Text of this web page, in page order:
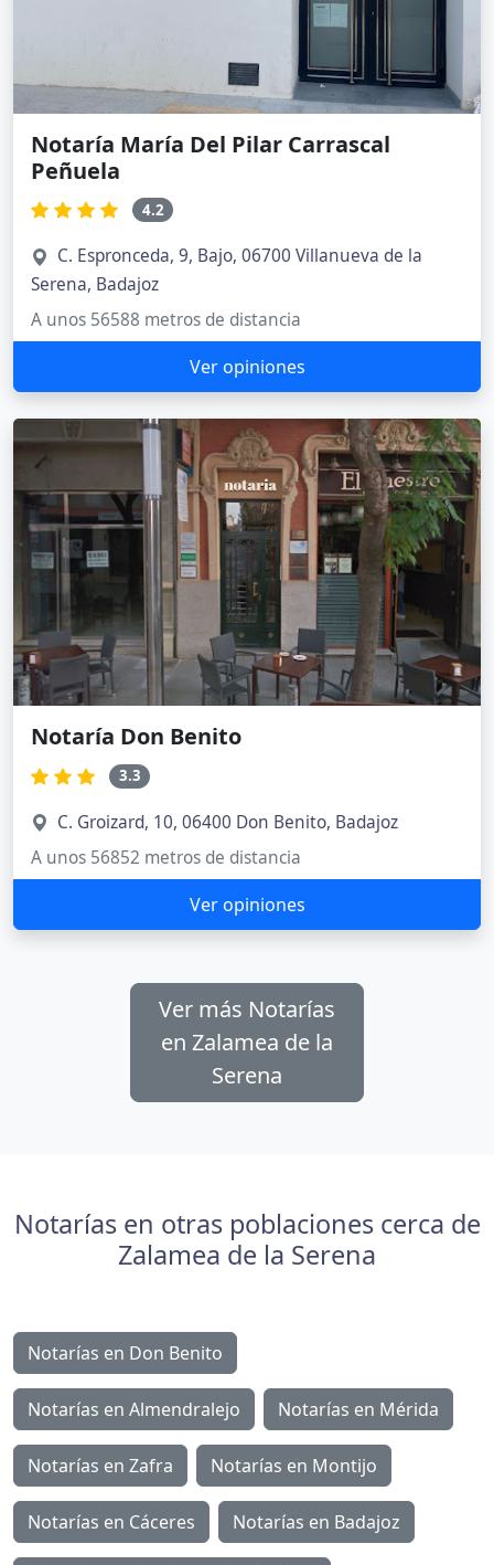
Notaría María Del Pilar Carrascal
Peñuela
4.2
C. Espronceda, 9, Bajo, 06700 Villanueva de la
Serena, Badajoz
A unos 56588 metros de distancia
Ver opiniones
Notaría Don Benito
3.3
C. Groizard, 10, 06400 Don Benito, Badajoz
A unos 56852 metros de distancia
Ver opiniones
Ver más Notarías
en Zalamea de la
Serena
Notarías en otras poblaciones cerca de
Zalamea de la Serena
Notarías en Don Benito
Notarías en Almendralejo Notarías en Mérida
Notarías en Zafra Notarías en Montijo
Notarías en Cáceres Notarías en Badajoz